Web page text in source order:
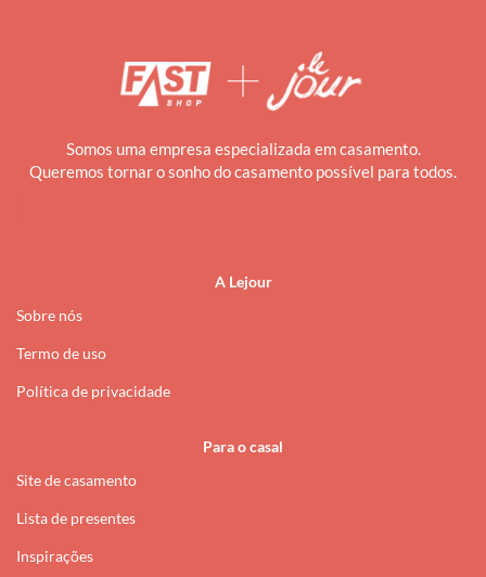
Somos uma empresa especializada em casamento.
Queremos tornar o sonho do casamento possível para todos.
A Lejour
Sobre nós
Termo de uso
Política de privacidade
Para o casal
Site de casamento
Lista de presentes
Inspirações